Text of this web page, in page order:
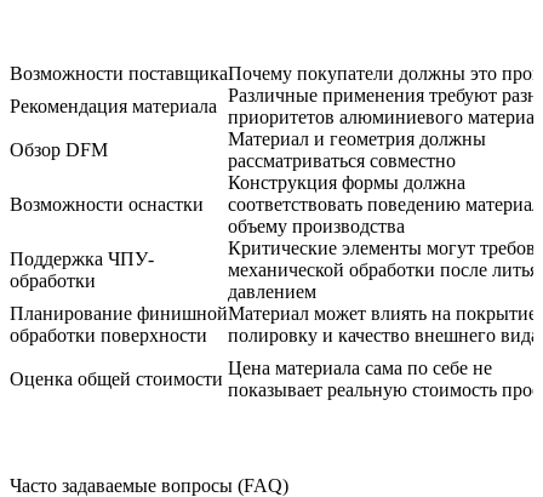
Возможности поставщикаПочему покупатели должны это
Рекомендация материала
Различные применения требуют
приоритетов алюминиевого
Обзор DFM
Материал и геометрия должны
рассматриваться совместно
Возможности оснастки
Конструкция формы должна
соответствовать поведению
объему производства
Поддержка ЧПУ-
обработки
Критические элементы могут
механической обработки после
давлением
Планирование финишной
обработки поверхности
Материал может влиять на покрытие,
полировку и качество внешнего вида
Оценка общей стоимости
Цена материала сама по себе не
показывает реальную стоимость
Часто задаваемые вопросы (FAQ)